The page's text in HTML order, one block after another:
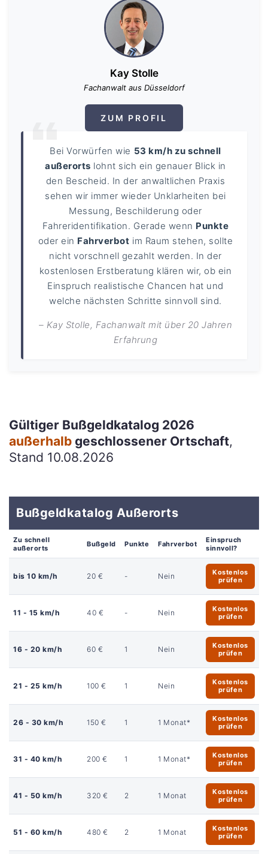
Kay Stolle
Fachanwalt aus Düsseldorf
ZUM PROFIL
Bei Vorwürfen wie 53 km/h zu schnell
außerorts lohnt sich ein genauer Blick in
den Bescheid. In der anwaltlichen Praxis
sehen wir immer wieder Unklarheiten bei
Messung, Beschilderung oder
Fahreridentifikation. Gerade wenn Punkte
oder ein Fahrverbot im Raum stehen, sollte
nicht vorschnell gezahlt werden. In der
kostenlosen Erstberatung klären wir, ob ein
Einspruch realistische Chancen hat und
welche nächsten Schritte sinnvoll sind.
– Kay Stolle, Fachanwalt mit über 20 Jahren
Erfahrung
Gültiger Bußgeldkatalog 2026
außerhalb geschlossener Ortschaft,
Stand 10.08.2026
Bußgeldkatalog Außerorts
Zu schnell
außerorts
Bußgeld Punkte Fahrverbot
Einspruch
sinnvoll?
bis 10 km/h 20 € - Nein
Kostenlos
prüfen
11 - 15 km/h 40 € - Nein
Kostenlos
prüfen
16 - 20 km/h 60 € 1 Nein
Kostenlos
prüfen
21 - 25 km/h 100 € 1 Nein
Kostenlos
prüfen
26 - 30 km/h 150 € 1 1 Monat*
Kostenlos
prüfen
31 - 40 km/h 200 € 1 1 Monat*
Kostenlos
prüfen
41 - 50 km/h 320 € 2 1 Monat
Kostenlos
prüfen
51 - 60 km/h 480 € 2 1 Monat
Kostenlos
prüfen